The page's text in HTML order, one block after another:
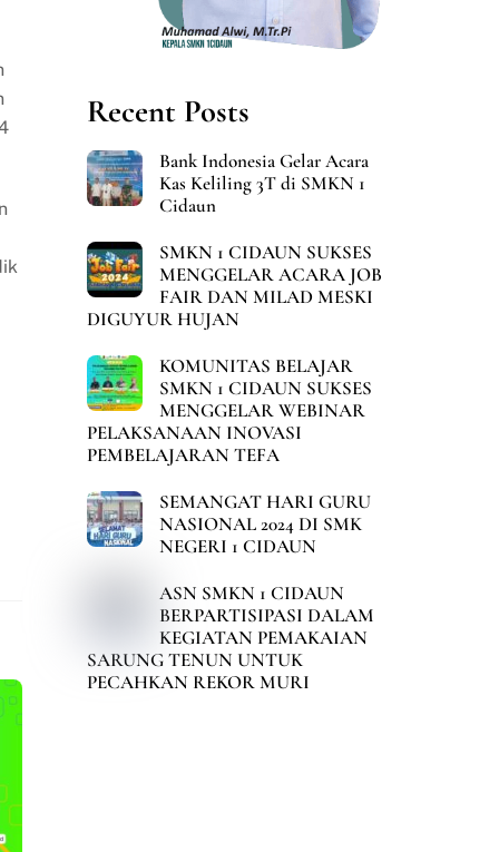
Recent Posts
Bank Indonesia Gelar Acara
Kas Keliling 3T di SMKN 1
Cidaun
SMKN 1 CIDAUN SUKSES
MENGGELAR ACARA JOB
FAIR DAN MILAD MESKI
DIGUYUR HUJAN
KOMUNITAS BELAJAR
SMKN 1 CIDAUN SUKSES
MENGGELAR WEBINAR
PELAKSANAAN INOVASI
PEMBELAJARAN TEFA
SEMANGAT HARI GURU
NASIONAL 2024 DI SMK
NEGERI 1 CIDAUN
ASN SMKN 1 CIDAUN
BERPARTISIPASI DALAM
KEGIATAN PEMAKAIAN
SARUNG TENUN UNTUK
PECAHKAN REKOR MURI